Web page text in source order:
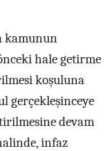
kamunun
hale getirme
koşuluna
gerçekleşinceye
devam
infaz